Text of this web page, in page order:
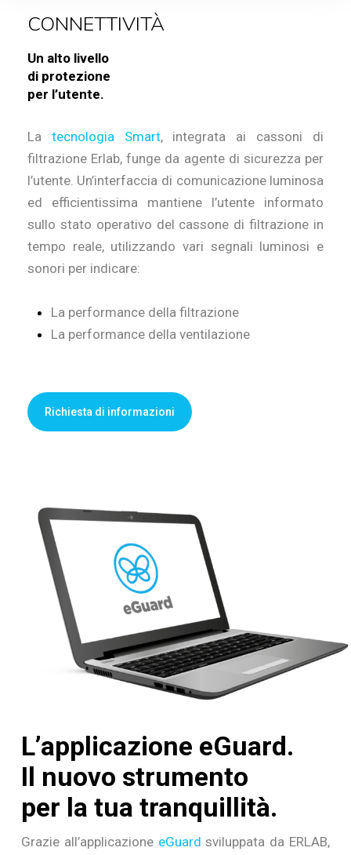
CONNETTIVITÀ
Un alto livello
di protezione
per l’utente.
La tecnologia Smart, integrata ai cassoni di
filtrazione Erlab, funge da agente di sicurezza per
l’utente. Un’interfaccia di comunicazione luminosa
ed efficientissima mantiene l’utente informato
sullo stato operativo del cassone di filtrazione in
tempo reale, utilizzando vari segnali luminosi e
sonori per indicare:
La performance della filtrazione
La performance della ventilazione
Richiesta di informazioni
L’applicazione eGuard.
Il nuovo strumento
per la tua tranquillità.
Grazie all’applicazione eGuard sviluppata da ERLAB,